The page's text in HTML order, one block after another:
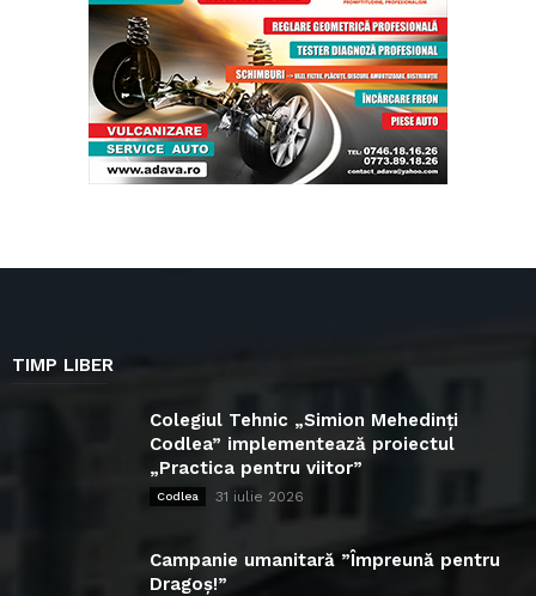
TIMP LIBER
Colegiul Tehnic „Simion Mehedinți
Codlea” implementează proiectul
„Practica pentru viitor”
Codlea 31 iulie 2026
Campanie umanitară ”Împreună pentru
Dragoș!”